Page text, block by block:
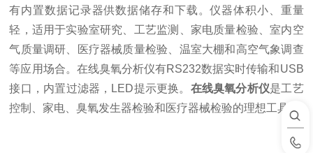
有内置数据记录器供数据储存和下载。仪器体积小、重量
轻，适用于实验室研究、工艺监测、家电质量检验、室内空
气质量调研、医疗器械质量检验、温室大棚和高空气象调查
等应用场合。在线臭氧分析仪有RS232数据实时传输和USB
接口，内置过滤器，LED提示更换。 在线臭氧分析仪是工艺
控制、家电、臭氧发生器检验和医疗器械检验的理想工具。